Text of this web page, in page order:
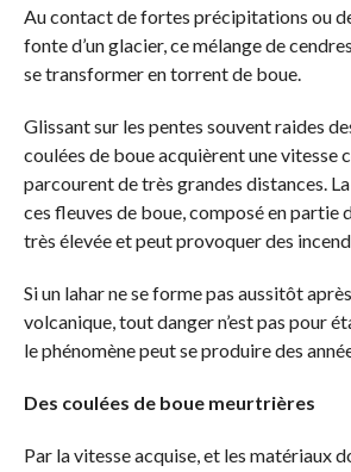
Au contact de fortes précipitations ou
fonte d’un glacier, ce mélange de
se transformer en torrent de boue.
Glissant sur les pentes souvent raides
coulées de boue acquièrent une vitesse
parcourent de très grandes distances.
ces fleuves de boue, composé en partie
très élevée et peut provoquer des
Si un lahar ne se forme pas aussitôt
volcanique, tout danger n’est pas pour
le phénomène peut se produire des
Des coulées de boue meurtrières
Par la vitesse acquise, et les matériaux